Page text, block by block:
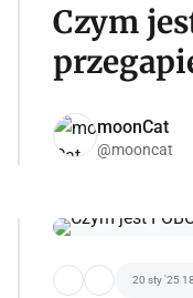
Czym
moonCat
@mooncat
20 sty '25